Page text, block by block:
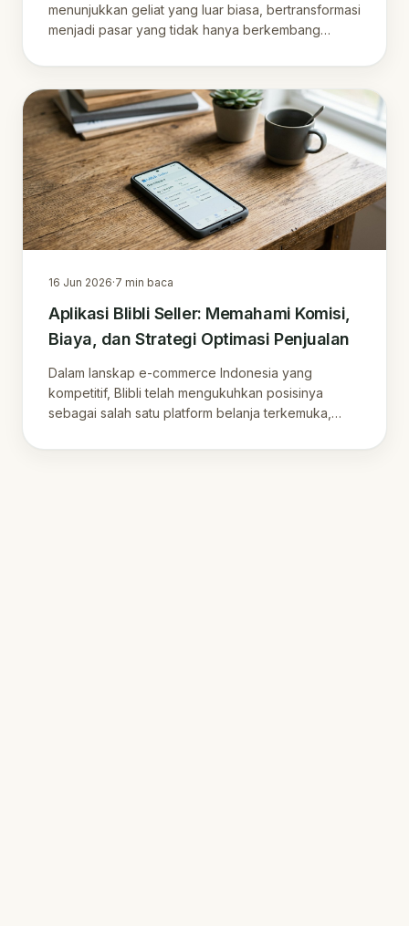
menunjukkan geliat yang luar biasa, bertransformasi
menjadi pasar yang tidak hanya berkembang
16 Jun 2026·7 min baca
Aplikasi Blibli Seller: Memahami Komisi,
Biaya, dan Strategi Optimasi Penjualan
Dalam lanskap e-commerce Indonesia yang
kompetitif, Blibli telah mengukuhkan posisinya
sebagai salah satu platform belanja terkemuka,